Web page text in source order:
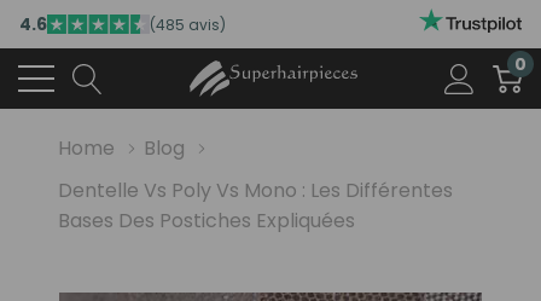
4.6 (485 avis)
0
Home
Blog
Dentelle Vs Poly Vs Mono : Les Différentes
Bases Des Postiches Expliquées